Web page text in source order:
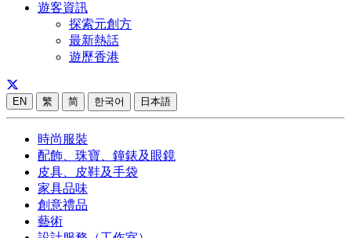
遊客資訊
探索元創方
最新熱話
遊歷香港
EN 繁 简 한국어 日本語
時尚服裝
配飾、珠寶、鐘錶及眼鏡
皮具、皮鞋及手袋
家具品味
創意禮品
藝術